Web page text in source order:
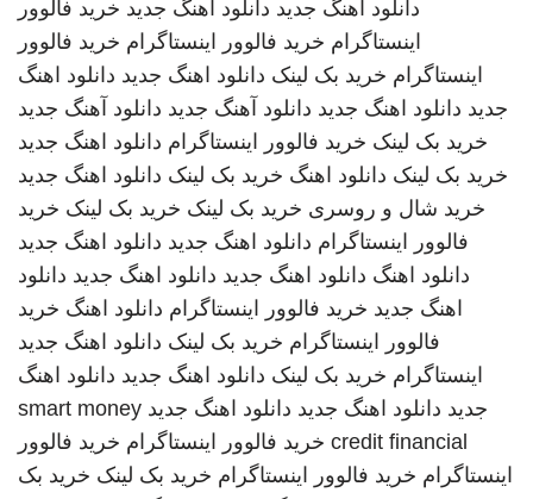
دانلود اهنگ جدید دانلود اهنگ جدید خرید فالوور
اینستاگرام خرید فالوور اینستاگرام خرید فالوور
اینستاگرام خرید بک لینک دانلود اهنگ جدید دانلود اهنگ
جدید دانلود اهنگ جدید دانلود آهنگ جدید دانلود آهنگ جدید
خرید بک لینک خرید فالوور اینستاگرام دانلود اهنگ جدید
خرید بک لینک دانلود اهنگ خرید بک لینک دانلود اهنگ جدید
خرید شال و روسری خرید بک لینک خرید بک لینک خرید
فالوور اینستاگرام دانلود اهنگ جدید دانلود اهنگ جدید
دانلود اهنگ دانلود اهنگ جدید دانلود اهنگ جدید دانلود
اهنگ جدید خرید فالوور اینستاگرام دانلود اهنگ خرید
فالوور اینستاگرام خرید بک لینک دانلود اهنگ جدید
اینستاگرام خرید بک لینک دانلود اهنگ جدید دانلود اهنگ
جدید دانلود اهنگ جدید دانلود اهنگ جدید smart money
credit financial خرید فالوور اینستاگرام خرید فالوور
اینستاگرام خرید فالوور اینستاگرام خرید بک لینک خرید بک